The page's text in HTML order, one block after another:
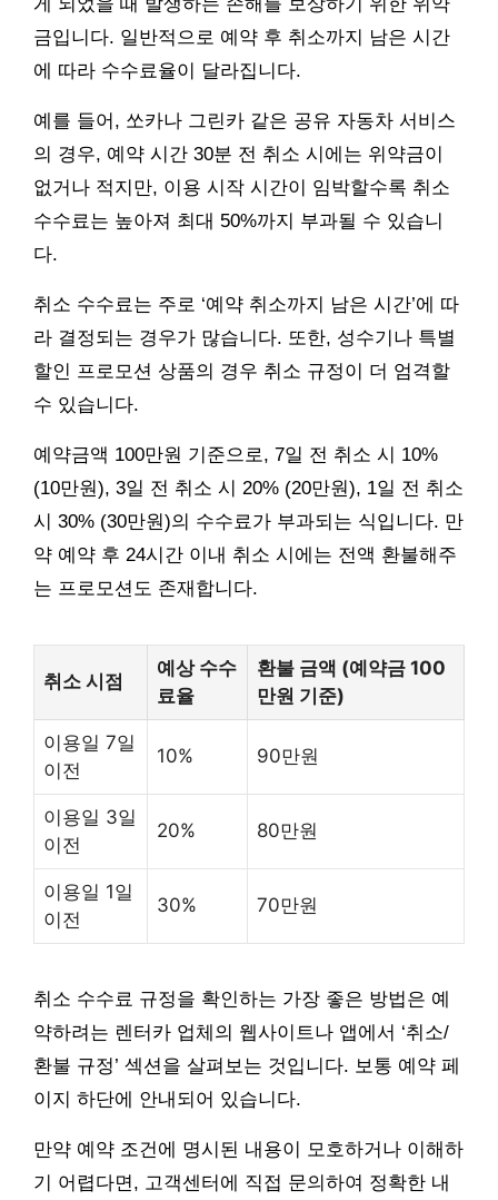
금입니다. 일반적으로 예약 후 취소까지 남은 시간
에 따라 수수료율이 달라집니다.
예를 들어, 쏘카나 그린카 같은 공유 자동차 서비스
의 경우, 예약 시간 30분 전 취소 시에는 위약금이
없거나 적지만, 이용 시작 시간이 임박할수록 취소
수수료는 높아져 최대 50%까지 부과될 수 있습니
다.
취소 수수료는 주로 ‘예약 취소까지 남은 시간’에 따
라 결정되는 경우가 많습니다. 또한, 성수기나 특별
할인 프로모션 상품의 경우 취소 규정이 더 엄격할
수 있습니다.
예약금액 100만원 기준으로, 7일 전 취소 시 10%
(10만원), 3일 전 취소 시 20% (20만원), 1일 전 취소
시 30% (30만원)의 수수료가 부과되는 식입니다. 만
약 예약 후 24시간 이내 취소 시에는 전액 환불해주
는 프로모션도 존재합니다.
취소 시점
예상 수수
료율
환불 금액 (예약금 100
만원 기준)
이용일 7일
이전
10% 90만원
이용일 3일
이전
20% 80만원
이용일 1일
이전
30% 70만원
취소 수수료 규정을 확인하는 가장 좋은 방법은 예
약하려는 렌터카 업체의 웹사이트나 앱에서 ‘취소/
환불 규정’ 섹션을 살펴보는 것입니다. 보통 예약 페
이지 하단에 안내되어 있습니다.
만약 예약 조건에 명시된 내용이 모호하거나 이해하
기 어렵다면, 고객센터에 직접 문의하여 정확한 내